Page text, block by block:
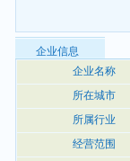
企业信息
企业名称
所在城市
所属行业
经营范围